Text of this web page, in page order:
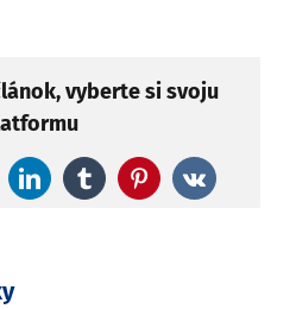
vyberte si svoju
LinkedInTumblrPinterest
Vk